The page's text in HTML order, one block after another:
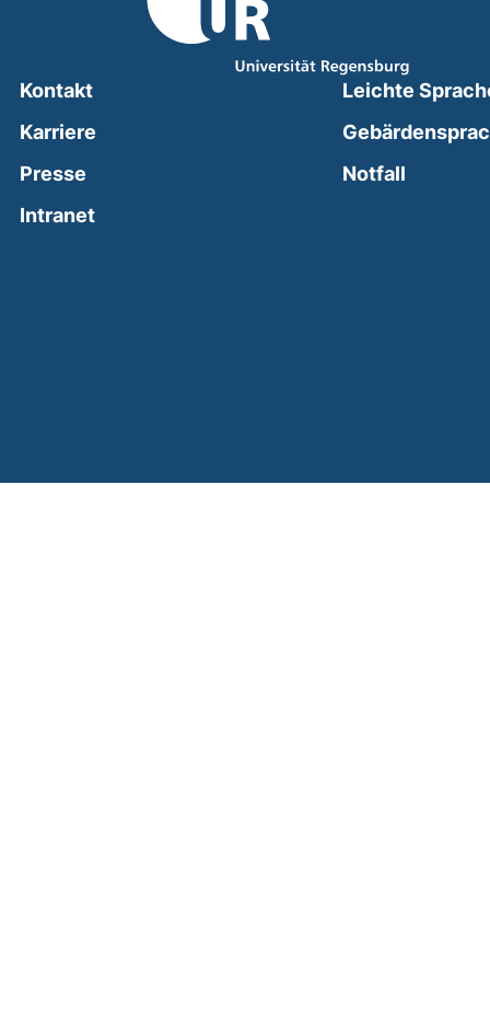
Kontakt
Karriere
Presse
Intranet(external link, opens in a new window)
Leichte
Notfall